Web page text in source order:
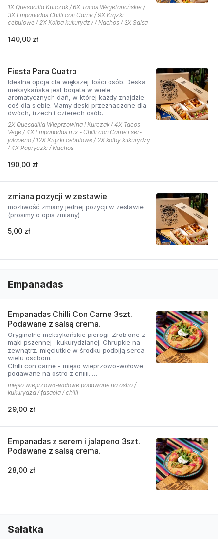
1X Quesadilla Kurczak / 6X Tacos Wegetariańskie /
3X Empanadas Chilli con Carne / 9X Krążki
cebulowe / 2X Kolba kukurydzy / Nachos / 3X Salsa
140,00 zł
Fiesta Para Cuatro
Idealna opcja dla większej ilości osób. Deska
meksykańska jest bogata w wiele
aromatycznych dań, w której każdy znajdzie
coś dla siebie. Mamy deski przeznaczone dla
dwóch, trzech i czterech osób.
2X Quesadilla Wieprzowina I Kurczak / 4X Tacos
Vege / 4X Empanadas mix - Chilli con Carne i ser-
jalapeno / 12X Krążki cebulowe / 2X kolby kukurydzy
/ 4X Papryczki / Nachos
190,00 zł
zmiana pozycji w zestawie
możliwość zmiany jednej pozycji w zestawie
(prosimy o opis zmiany)
5,00 zł
Empanadas
Empanadas Chilli Con Carne 3szt.
Podawane z salsą crema.
Oryginalne meksykańskie pierogi. Zrobione z
mąki pszennej i kukurydzianej. Chrupkie na
zewnątrz, mięciutkie w środku podbiją serca
wielu osobom.
Chilli con carne - mięso wieprzowo-wołowe
podawane na ostro z chilli.
Cena zawiera opakowanie na wynos
mięso wieprzowo-wołowe podawane na ostro /
kukurydza / fasaola / chilli
29,00 zł
Empanadas z serem i jalapeno 3szt.
Podawane z salsą crema.
28,00 zł
Sałatka